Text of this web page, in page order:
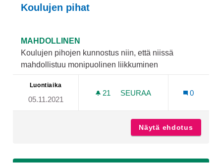
Koulujen pihat
MAHDOLLINEN
Koulujen pihojen kunnostus niin, että niissä
mahdollistuu monipuolinen liikkuminen
Luontiaika
05.11.2021
21 21 SEURAAJAA
SEURAA
0
Näytä ehdotus